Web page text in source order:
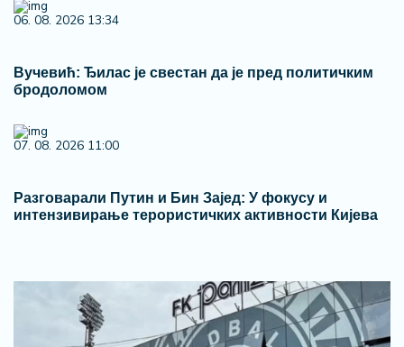
06. 08. 2026 13:34
Вучевић: Ђилас је свестан да је пред политичким
бродоломом
07. 08. 2026 11:00
Разговарали Путин и Бин Зајед: У фокусу и
интензивирање терористичких активности Кијева